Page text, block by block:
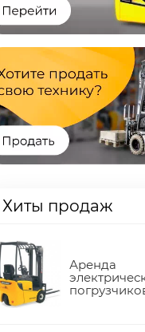
Хиты продаж
Аренда